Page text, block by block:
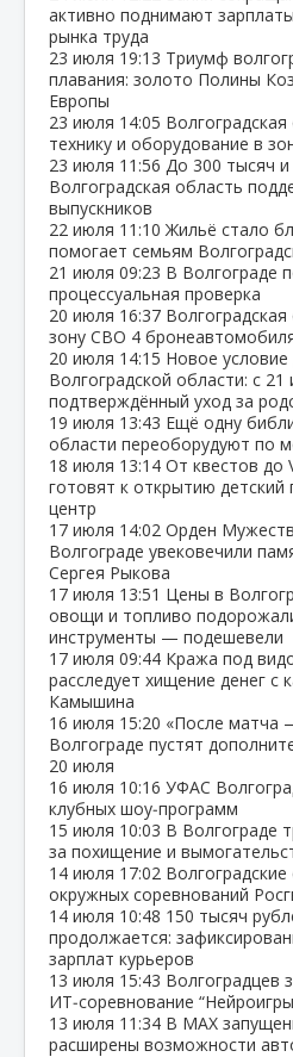
активно поднимают
рынка труда
23 июля 19:13 Триумф
плавания: золото Полины
Европы
23 июля 14:05
технику и оборудование в
23 июля 11:56 До 300 тысяч и
Волгоградская область
выпускников
22 июля 11:10 Жильё стало
помогает семьям
21 июля 09:23 В Волгограде
процессуальная проверка
20 июля 16:37
зону СВО 4
20 июля 14:15 Новое
Волгоградской области: с
подтверждённый уход за
19 июля 13:43 Ещё одну
области переоборудуют по
18 июля 13:14 От квестов до
готовят к открытию детский
центр
17 июля 14:02 Орден
Волгограде увековечили
Сергея Рыкова
17 июля 13:51 Цены в
овощи и топливо
инструменты — подешевели
17 июля 09:44 Кража под
расследует хищение денег с
Камышина
16 июля 15:20 «После матча
Волгограде пустят
20 июля
16 июля 10:16 УФАС
клубных шоу‑программ
15 июля 10:03 В Волгограде
за похищение и
14 июля 17:02
окружных соревнований
14 июля 10:48 150 тысяч
продолжается:
зарплат курьеров
13 июля 15:43 Волгоградцев
ИТ‑соревнование
13 июля 11:34 В МАХ
расширены возможности